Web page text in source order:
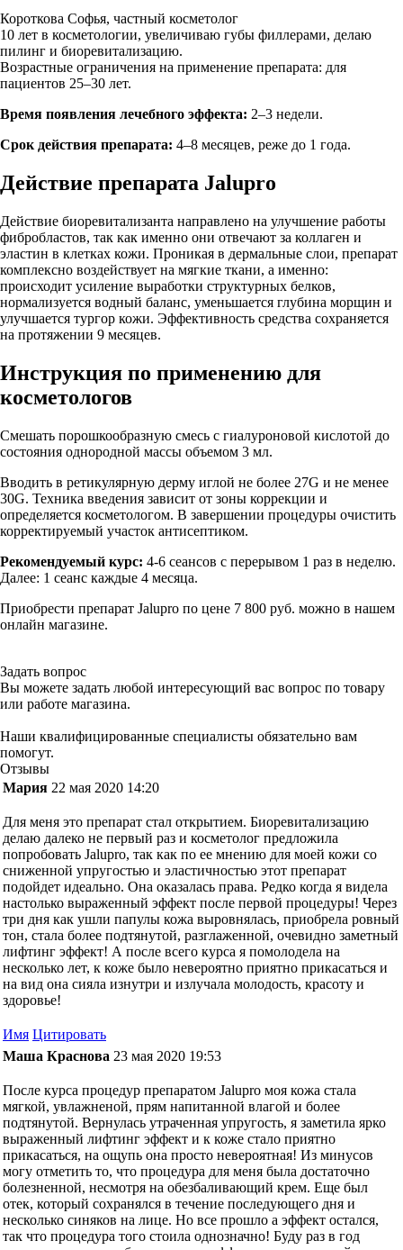
Короткова Софья, частный косметолог
10 лет в косметологии, увеличиваю губы филлерами, делаю
пилинг и биоревитализацию.
Возрастные ограничения на применение препарата: для
пациентов 25–30 лет.
Время появления лечебного эффекта: 2–3 недели.
Срок действия препарата: 4–8 месяцев, реже до 1 года.
Действие препарата Jalupro
Действие биоревитализанта направлено на улучшение работы
фибробластов, так как именно они отвечают за коллаген и
эластин в клетках кожи. Проникая в дермальные слои, препарат
комплексно воздействует на мягкие ткани, а именно:
происходит усиление выработки структурных белков,
нормализуется водный баланс, уменьшается глубина морщин и
улучшается тургор кожи. Эффективность средства сохраняется
на протяжении 9 месяцев.
Инструкция по применению для
косметологов
Смешать порошкообразную смесь с гиалуроновой кислотой до
состояния однородной массы объемом 3 мл.
Вводить в ретикулярную дерму иглой не более 27G и не менее
30G. Техника введения зависит от зоны коррекции и
определяется косметологом. В завершении процедуры очистить
корректируемый участок антисептиком.
Рекомендуемый курс: 4-6 сеансов с перерывом 1 раз в неделю.
Далее: 1 сеанс каждые 4 месяца.
Приобрести препарат Jalupro по цене 7 800 руб. можно в нашем
онлайн магазине.
Задать вопрос
Вы можете задать любой интересующий вас вопрос по товару
или работе магазина.
Наши квалифицированные специалисты обязательно вам
помогут.
Отзывы
Мария 22 мая 2020 14:20
Для меня это препарат стал открытием. Биоревитализацию
делаю далеко не первый раз и косметолог предложила
попробовать Jalupro, так как по ее мнению для моей кожи со
сниженной упругостью и эластичностью этот препарат
подойдет идеально. Она оказалась права. Редко когда я видела
настолько выраженный эффект после первой процедуры! Через
три дня как ушли папулы кожа выровнялась, приобрела ровный
тон, стала более подтянутой, разглаженной, очевидно заметный
лифтинг эффект! А после всего курса я помолодела на
несколько лет, к коже было невероятно приятно прикасаться и
на вид она сияла изнутри и излучала молодость, красоту и
здоровье!
Имя Цитировать
Маша Краснова 23 мая 2020 19:53
После курса процедур препаратом Jalupro моя кожа стала
мягкой, увлажненой, прям напитанной влагой и более
подтянутой. Вернулась утраченная упругость, я заметила ярко
выраженный лифтинг эффект и к коже стало приятно
прикасаться, на ощупь она просто невероятная! Из минусов
могу отметить то, что процедура для меня была достаточно
болезненной, несмотря на обезбаливающий крем. Еще был
отек, который сохранялся в течение последующего дня и
несколько синяков на лице. Но все прошло а эффект остался,
так что процедура того стоила однозначно! Буду раз в год